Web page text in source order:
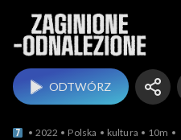
ODTWÓRZ
2022 Polska kultura
10m